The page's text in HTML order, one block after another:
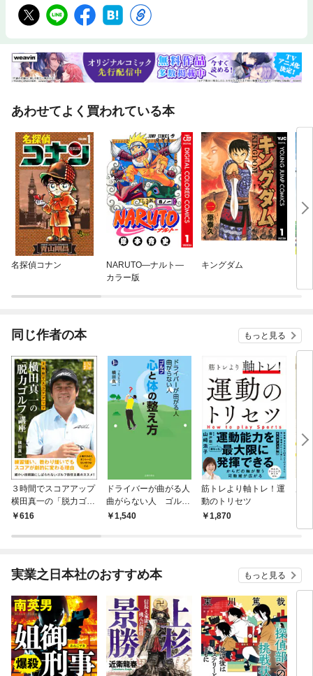
あわせてよく買われている本
名探偵コナン
NARUTO—ナルト—
カラー版
キングダム
同じ作者の本 もっと見る
３時間でスコアアップ
横田真一の「脱力ゴル
フ」講座
616
ドライバーが曲がる人
曲がらない人 ゴル
フ 心と体の整え方
1,540
筋トレより軸トレ！運
動のトリセツ
1,870
実業之日本社のおすすめ本 もっと見る